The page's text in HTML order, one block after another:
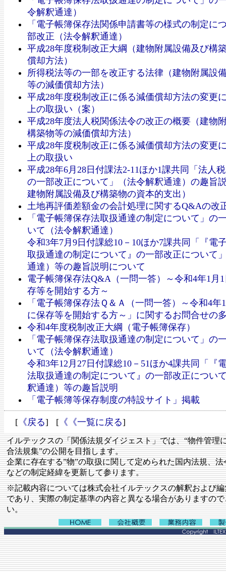
令解釈通達）
「電子帳簿保存法関係申請書等の様式の制定に
部改正（法令解釈通達）
平成28年度税制改正大綱（建物附属設備及び構
償却方法）
所得税法等の一部を改正する法律（建物附属設
等の減価償却方法）
平成28年度税制改正に係る減価償却方法の変更
上の取扱い（案）
平成28年度法人税関係法令の改正の概要（建物
構築物等の減価償却方法）
平成28年度税制改正に係る減価償却方法の変更
上の取扱い
平成28年6月28日付課法2-11ほか1課共同「法人
の一部改正について」（法令解釈通達）の趣旨
建物附属設備及び構築物の資本的支出）
土地再評価差額金の会計処理に関するQ&Aの改
「電子帳簿保存法取扱通達の制定について」の
いて（法令解釈通達）
令和3年7月9日付課総10－10ほか7課共同「『電
取扱通達の制定について』の一部改正について
通達）等の趣旨説明について
電子帳簿保存法Q&A（一問一答）～令和4年1月
存等を開始する方～
「電子帳簿保存法Ｑ＆Ａ（一問一答）～令和4年
に保存等を開始する方～」に関するお問合せの
令和4年度税制改正大綱（電子帳簿保存）
「電子帳簿保存法取扱通達の制定について」の
いて（法令解釈通達）
令和3年12月27日付課総10－51ほか4課共同「『
法取扱通達の制定について』の一部改正につい
釈通達）等の趣旨説明
「電子帳簿等保存制度の特設サイト」掲載
[《戻る] [《《一覧に戻る]
イルテックスの「関係法規ダイジェスト」では、“物件管理
合法規集”の公開を目指します。
企業に存在する”物”の取扱に関して定められた国内法規、
などの制定経緯を更新して参ります。
※記載内容については株式会社イルテックスの解釈および
であり、実際の制定基準の内容と異なる場合がありますの
い。